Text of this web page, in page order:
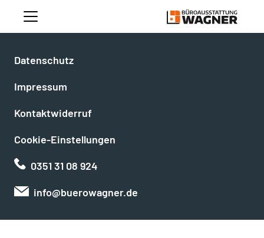
Datenschutz
Impressum
Kontaktwiderruf
Cookie-Einstellungen
0351 31 08 924
info@buerowagner.de